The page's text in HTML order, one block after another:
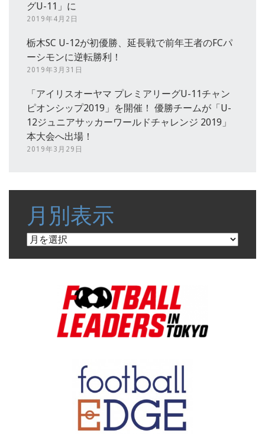
グU-11」に
2019年4月2日
栃木SC U-12が初優勝、延長戦で前年王者のFCパ
ーシモンに逆転勝利！
2019年3月31日
「アイリスオーヤマ プレミアリーグU-11チャン
ピオンシップ2019」を開催！ 優勝チームが「U-
12ジュニアサッカーワールドチャレンジ 2019」
本大会へ出場！
2019年3月29日
月別表示
月